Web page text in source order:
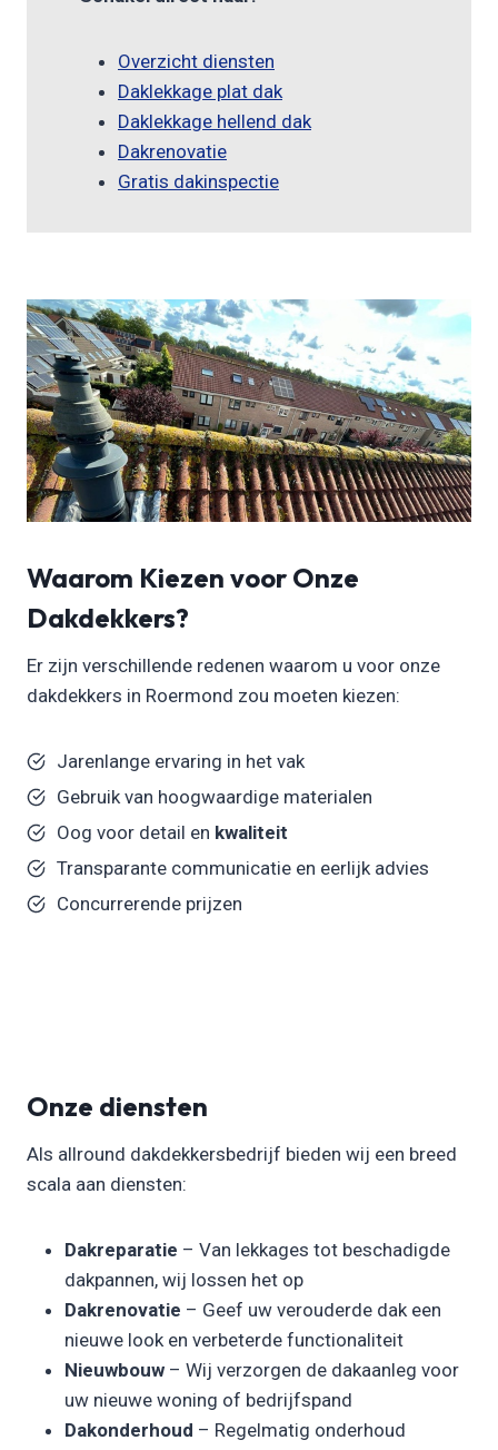
Overzicht diensten
Daklekkage plat dak
Daklekkage hellend dak
Dakrenovatie
Gratis dakinspectie
Waarom Kiezen voor Onze
Dakdekkers?
Er zijn verschillende redenen waarom u voor onze
dakdekkers in Roermond zou moeten kiezen:
Jarenlange ervaring in het vak
Gebruik van hoogwaardige materialen
Oog voor detail en kwaliteit
Transparante communicatie en eerlijk advies
Concurrerende prijzen
Onze diensten
Als allround dakdekkersbedrijf bieden wij een breed
scala aan diensten:
Dakreparatie – Van lekkages tot beschadigde
dakpannen, wij lossen het op
Dakrenovatie – Geef uw verouderde dak een
nieuwe look en verbeterde functionaliteit
Nieuwbouw – Wij verzorgen de dakaanleg voor
uw nieuwe woning of bedrijfspand
Dakonderhoud – Regelmatig onderhoud